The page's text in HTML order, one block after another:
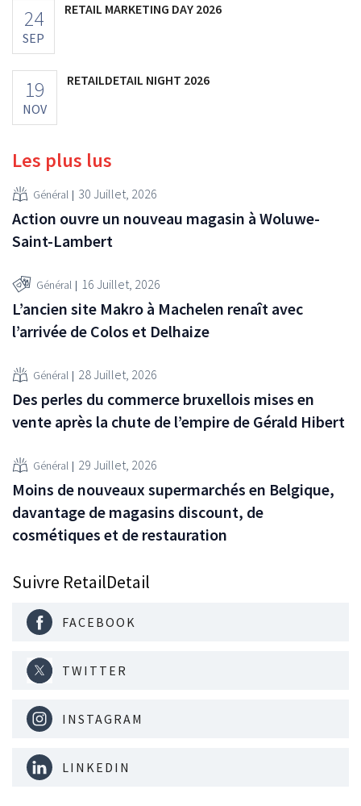
24
SEP
RETAIL MARKETING DAY 2026
19
NOV
RETAILDETAIL NIGHT 2026
Les plus lus
Général 30 Juillet, 2026
Action ouvre un nouveau magasin à Woluwe-
Saint-Lambert
Général 16 Juillet, 2026
L’ancien site Makro à Machelen renaît avec
l’arrivée de Colos et Delhaize
Général 28 Juillet, 2026
Des perles du commerce bruxellois mises en
vente après la chute de l’empire de Gérald Hibert
Général 29 Juillet, 2026
Moins de nouveaux supermarchés en Belgique,
davantage de magasins discount, de
cosmétiques et de restauration
Suivre RetailDetail
FACEBOOK
TWITTER
INSTAGRAM
LINKEDIN